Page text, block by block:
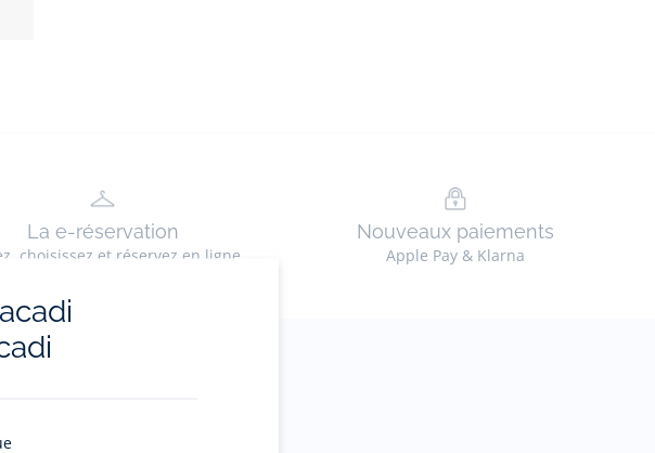
La e-réservation
choisissez et réservez en ligne
Nouveaux paiements
Apple Pay & Klarna